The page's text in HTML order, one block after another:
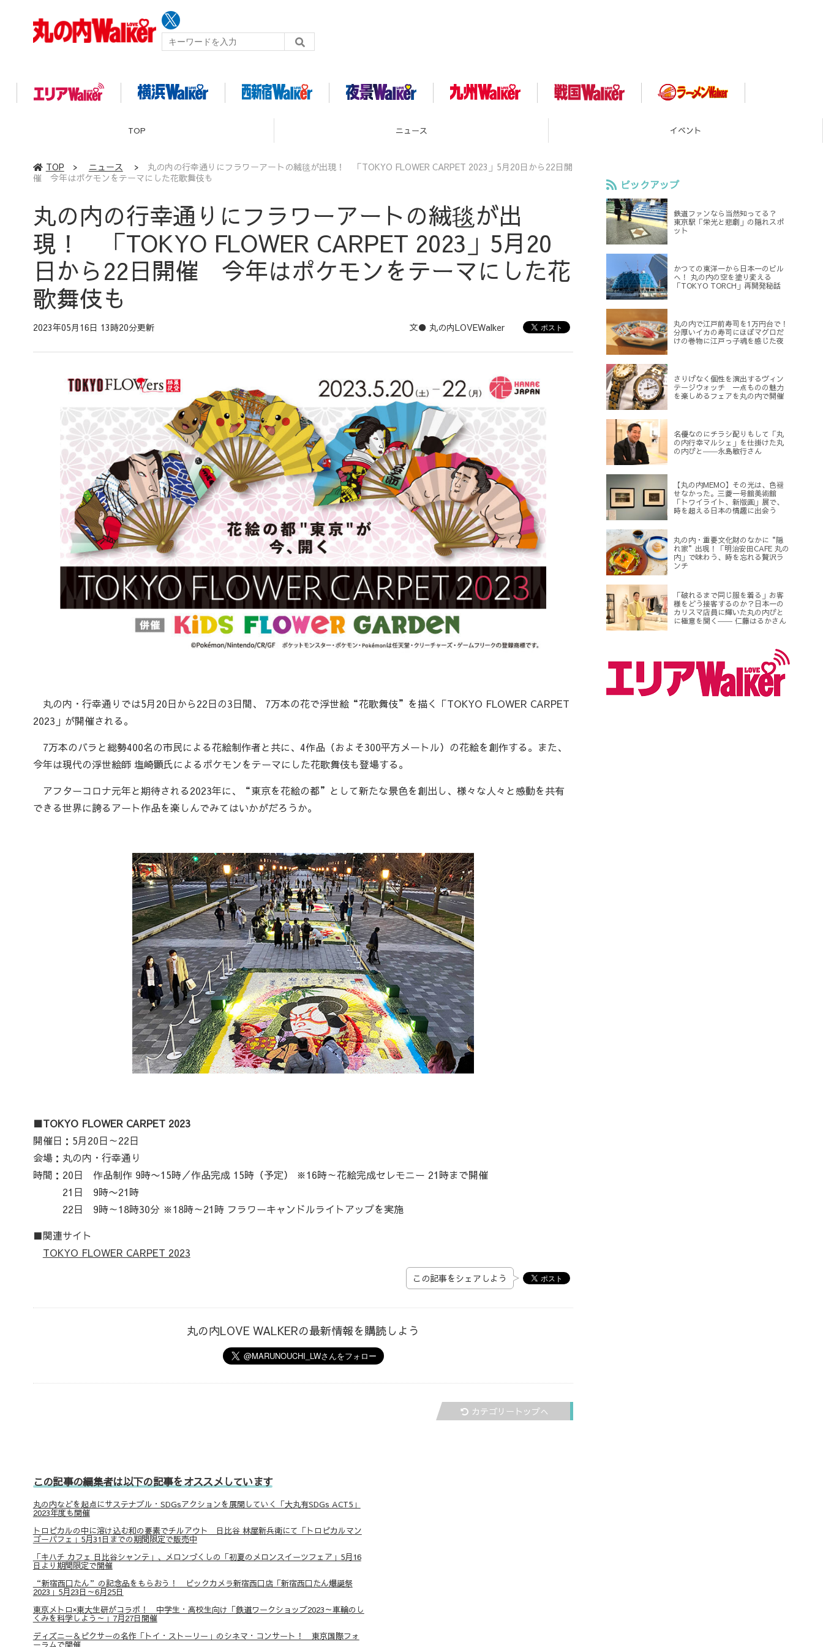
TOP ニュース イベント
TOP > ニュース >
丸の内の行幸通りにフラワーアートの絨毯が出現！ 「TOKYO FLOWER CARPET 2023」5月20日から22日開
催 今年はポケモンをテーマにした花歌舞伎も
丸の内の行幸通りにフラワーアートの絨毯が出
現！ 「TOKYO FLOWER CARPET 2023」5月20
日から22日開催 今年はポケモンをテーマにした花
歌舞伎も
2023年05月16日 13時20分更新 文● 丸の内LOVEWalker
丸の内・行幸通りでは5月20日から22日の3日間、 7万本の花で浮世絵“花歌舞伎”を描く「TOKYO FLOWER CARPET
2023」が開催される。
7万本のバラと総勢400名の市民による花絵制作者と共に、4作品（およそ300平方メートル）の花絵を創作する。また、
今年は現代の浮世絵師 塩崎顕氏によるポケモンをテーマにした花歌舞伎も登場する。
アフターコロナ元年と期待される2023年に、“東京を花絵の都”として新たな景色を創出し、様々な人々と感動を共有
できる世界に誇るアート作品を楽しんでみてはいかがだろうか。
■TOKYO FLOWER CARPET 2023
開催日：5月20日～22日
会場：丸の内・行幸通り
時間：20日 作品制作 9時〜15時／作品完成 15時（予定） ※16時～花絵完成セレモニー 21時まで開催
21日 9時〜21時
22日 9時～18時30分 ※18時～21時 フラワーキャンドルライトアップを実施
■関連サイト
TOKYO FLOWER CARPET 2023
この記事をシェアしよう
丸の内LOVE WALKERの最新情報を購読しよう
カテゴリートップへ
この記事の編集者は以下の記事をオススメしています
丸の内などを起点にサステナブル・SDGsアクションを展開していく「大丸有SDGs ACT5」
2023年度も開催
トロピカルの中に溶け込む和の要素でチルアウト 日比谷 林屋新兵衛にて「トロピカルマン
ゴーパフェ」5月31日までの期間限定で販売中
「キハチ カフェ 日比谷シャンテ」、メロンづくしの「初夏のメロンスイーツフェア」5月16
日より期間限定で開催
“新宿西口たん”の記念品をもらおう！ ビックカメラ新宿西口店「新宿西口たん爆誕祭
2023」5月23日～6月25日
東京メトロ×東大生研がコラボ！ 中学生・高校生向け「鉄道ワークショップ2023～車輪のし
くみを科学しよう～」7月27日開催
ディズニー＆ピクサーの名作「トイ・ストーリー」のシネマ・コンサート！ 東京国際フォ
ーラムで開催
ピックアップ
鉄道ファンなら当然知ってる？
東京駅「栄光と悲劇」の隠れスポ
ット
かつての東洋一から日本一のビル
へ！ 丸の内の空を塗り変える
「TOKYO TORCH」再開発秘話
丸の内で江戸前寿司を1万円台で！
分厚いイカの寿司にほぼマグロだ
けの巻物に江戸っ子魂を感じた夜
さりげなく個性を演出するヴィン
テージウォッチ 一点ものの魅力
を楽しめるフェアを丸の内で開催
名優なのにチラシ配りもして「丸
の内行幸マルシェ」を仕掛けた丸
の内びと――永島敏行さん
【丸の内MEMO】その光は、色褪
せなかった。三菱一号館美術館
「トワイライト、新版画」展で、
時を超える日本の情趣に出会う
丸の内・重要文化財のなかに“隠
れ家”出現！「明治安田CAFE 丸の
内」で味わう、時を忘れる贅沢ラ
ンチ
「破れるまで同じ服を着る」お客
様をどう接客するのか？日本一の
カリスマ店員に輝いた丸の内びと
に極意を聞く―― 仁藤はるかさん